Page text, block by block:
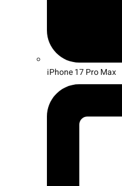
iPhone 17 Pro Max